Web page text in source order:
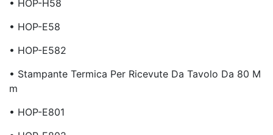
• HOP-H58
• HOP-E58
• HOP-E582
• Stampante Termica Per Ricevute Da Tavolo Da 80 M
M
• HOP-E801